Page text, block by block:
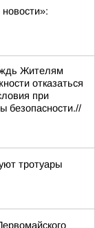
Жителям
отказаться
при
безопасности.//
тротуары